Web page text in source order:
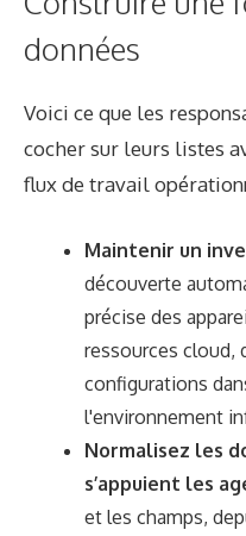
données
Voici ce que les
cocher sur leurs listes
flux de travail
Maintenir un
découverte
précise des
ressources cloud,
configurations
l'environnement
Normalisez les
s’appuient les
et les champs,